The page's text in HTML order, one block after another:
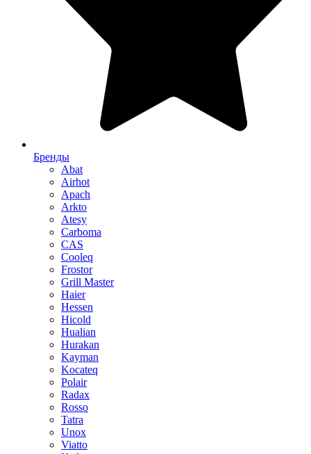
Бренды
Abat
Airhot
Apach
Arkto
Atesy
Carboma
CAS
Cooleq
Frostor
Grill Master
Haier
Hessen
Hicold
Hualian
Hurakan
Kayman
Kocateq
Polair
Radax
Rosso
Tatra
Unox
Viatto